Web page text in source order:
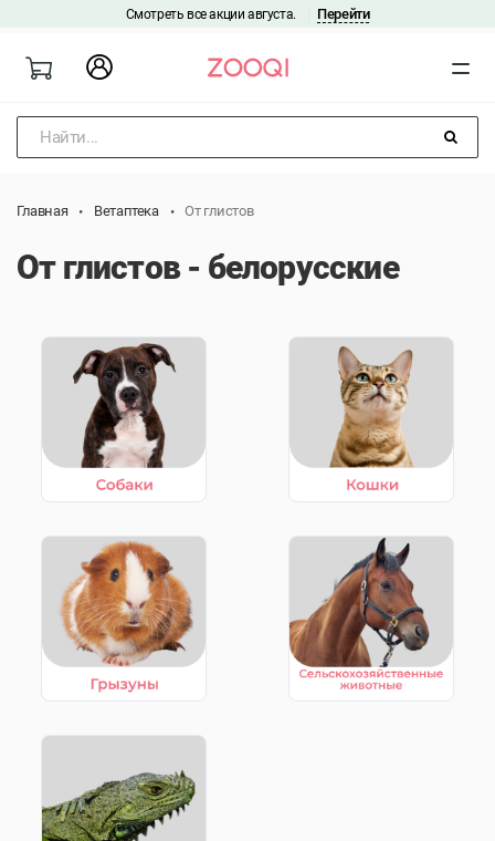
Смотреть все акции августа. Перейти
Найти...
Главная Ветаптека От глистов
От глистов - белорусские